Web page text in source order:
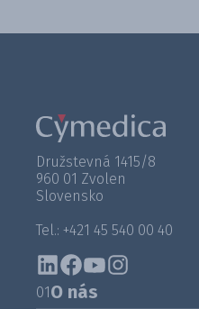
Družstevná 1415/8
960 01 Zvolen
Slovensko
Tel.: +421 45 540 00 40
01O nás